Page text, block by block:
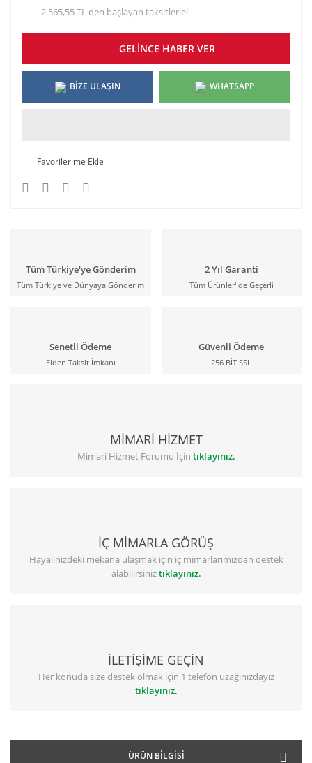
2.565,55 TL den başlayan taksitlerle!
GELİNCE HABER VER
BİZE ULAŞIN WHATSAPP
Tüm Türkiye'ye Gönderim
Tüm Türkiye ve Dünyaya Gönderim
2 Yıl Garanti
Tüm Ürünler' de Geçerli
Senetli Ödeme
Elden Taksit İmkanı
Güvenli Ödeme
256 BİT SSL
MİMARİ HİZMET
Mimari Hizmet Forumu İçin tıklayınız.
İÇ MİMARLA GÖRÜŞ
Hayalinizdeki mekana ulaşmak için iç mimarlarımızdan destek
alabilirsiniztıklayınız.
İLETİŞİME GEÇİN
Her konuda size destek olmak için 1 telefon uzağınızdayız
tıklayınız.
ÜRÜN BILGISI